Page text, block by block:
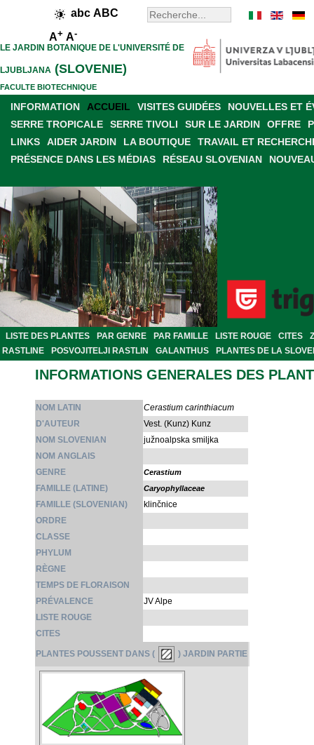
abc ABC
A+ A-
LE JARDIN BOTANIQUE DE L'UNIVERSITÉ DE
LJUBLJANA (SLOVENIE)
FACULTE BIOTECHNIQUE
INFORMATION ACCUEIL VISITES GUIDÉES
NOUVELLES ET
SERRE TROPICALE
SERRE TIVOLI SUR LE JARDIN OFFRE
LINKS
AIDER JARDIN LA BOUTIQUE
TRAVAIL ET
PRÉSENCE DANS LES MÉDIAS
RÉSEAU SLOVENIAN
LISTE DES PLANTES PAR GENRE PAR FAMILLE LISTE ROUGE CITES
RASTLINE
POSVOJITELJI RASTLIN GALANTHUS PLANTES DE LA
INFORMATIONS GENERALES DES
NOM LATIN
Cerastium carinthiacum
D'AUTEUR
Vest. (Kunz) Kunz
NOM SLOVENIAN
južnoalpska smiljka
NOM ANGLAIS
GENRE
Cerastium
FAMILLE (LATINE) Caryophyllaceae
FAMILLE (SLOVENIAN)
klinčnice
ORDRE
CLASSE
PHYLUM
RÈGNE
TEMPS DE FLORAISON
PRÉVALENCE
JV Alpe
LISTE ROUGE
CITES
PLANTES POUSSENT DANS ( ) JARDIN PARTIE